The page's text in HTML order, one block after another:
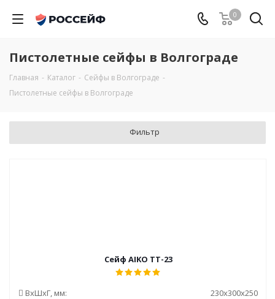
0
Пистолетные сейфы в Волгограде
Главная - Каталог - Сейфы в Волгограде -
Пистолетные сейфы в Волгограде
Фильтр
Сейф AIKO TT-23
ВxШxГ, мм:
230x300x250